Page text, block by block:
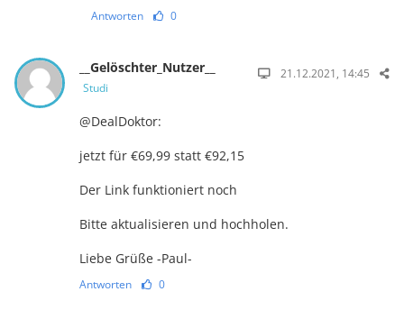
Antworten 0
__Gelöschter_Nutzer__
Studi
21.12.2021, 14:45
@DealDoktor:
jetzt für €69,99 statt €92,15
Der Link funktioniert noch
Bitte aktualisieren und hochholen.
Liebe Grüße -Paul-
Antworten 0